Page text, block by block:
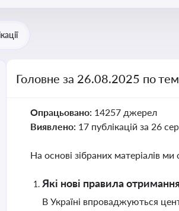
Головне за 26.08.2025 по
Опрацьовано: 14257 джерел
Виявлено: 17 публікацій за 26
На основі зібраних матеріалів
Які нові правила
В Україні впроваджуються